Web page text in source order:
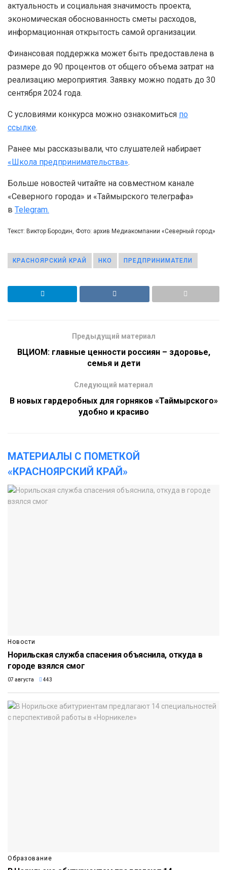
актуальность и социальная значимость проекта,
экономическая обоснованность сметы расходов,
информационная открытость самой организации.
Финансовая поддержка может быть предоставлена в
размере до 90 процентов от общего объема затрат на
реализацию мероприятия. Заявку можно подать до 30
сентября 2024 года.
С условиями конкурса можно ознакомиться по
ссылке.
Ранее мы рассказывали, что слушателей набирает
«Школа предпринимательства».
Больше новостей читайте на совместном канале
«Северного города» и «Таймырского телеграфа»
в Telegram.
Текст: Виктор Бородин, Фото: архив Медиакомпании «Северный город»
КРАСНОЯРСКИЙ КРАЙ НКО ПРЕДПРИНИМАТЕЛИ
Предыдущий материал
ВЦИОМ: главные ценности россиян – здоровье,
семья и дети
Следующий материал
В новых гардеробных для горняков «Таймырского»
удобно и красиво
МАТЕРИАЛЫ С ПОМЕТКОЙ
«КРАСНОЯРСКИЙ КРАЙ»
Новости
Норильская служба спасения объяснила, откуда в
городе взялся смог
07 августа 443
Образование